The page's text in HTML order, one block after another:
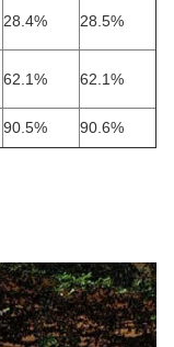
28.4% 28.5%
62.1% 62.1%
90.5% 90.6%